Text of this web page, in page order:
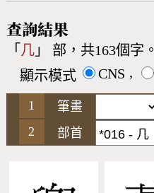
Big5查詢
符號索引
查詢結果
「 几」 部，共163個字。
顯示模式
CNS ,
筆畫
部首